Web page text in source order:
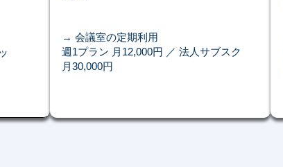
→ 会議室の定期利用
週1プラン 月12,000円 ／ 法人サブスク
月30,000円